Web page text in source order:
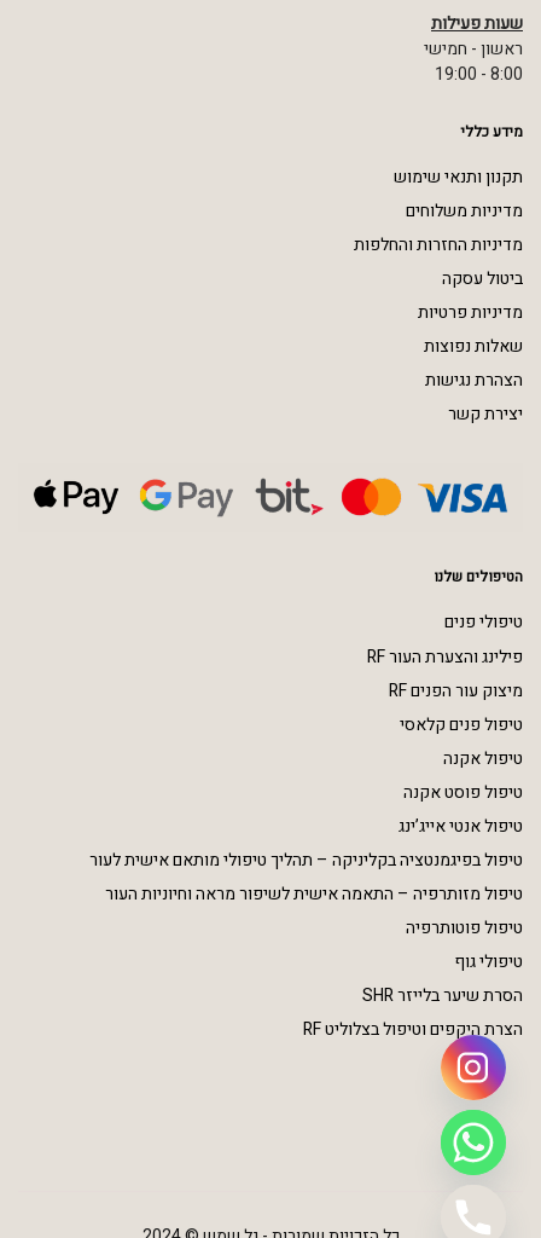
שעות פעילות
ראשון - חמישי
8:00 - 19:00
מידע כללי
תקנון ותנאי שימוש
מדיניות משלוחים
מדיניות החזרות והחלפות
ביטול עסקה
מדיניות פרטיות
שאלות נפוצות
הצהרת נגישות
יצירת קשר
הטיפולים שלנו
טיפולי פנים
פילינג והצערת העור RF
מיצוק עור הפנים RF
טיפול פנים קלאסי
טיפול אקנה
טיפול פוסט אקנה
טיפול אנטי אייג’ינג
טיפול בפיגמנטציה בקליניקה – תהליך טיפולי מותאם אישית לעור
טיפול מזותרפיה – התאמה אישית לשיפור מראה וחיוניות העור
טיפול פוטותרפיה
טיפולי גוף
הסרת שיער בלייזר SHR
הצרת היקפים וטיפול בצלוליט RF